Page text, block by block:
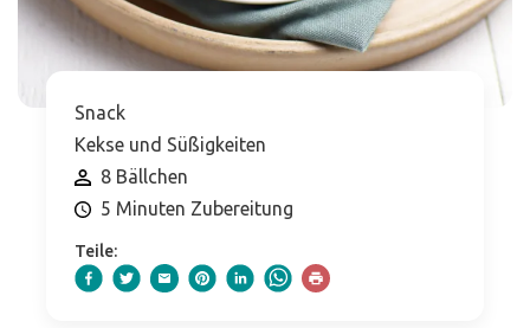
Snack
Kekse und Süßigkeiten
8 Bällchen
5 Minuten Zubereitung
Teile: